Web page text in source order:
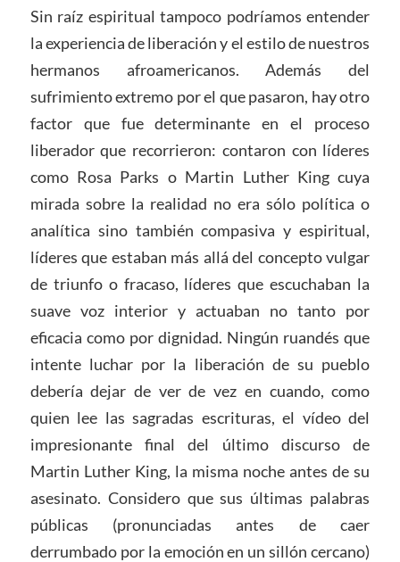
Sin raíz espiritual tampoco podríamos entender
la experiencia de liberación y el estilo de nuestros
hermanos afroamericanos. Además del
sufrimiento extremo por el que pasaron, hay otro
factor que fue determinante en el proceso
liberador que recorrieron: contaron con líderes
como Rosa Parks o Martin Luther King cuya
mirada sobre la realidad no era sólo política o
analítica sino también compasiva y espiritual,
líderes que estaban más allá del concepto vulgar
de triunfo o fracaso, líderes que escuchaban la
suave voz interior y actuaban no tanto por
eficacia como por dignidad. Ningún ruandés que
intente luchar por la liberación de su pueblo
debería dejar de ver de vez en cuando, como
quien lee las sagradas escrituras, el vídeo del
impresionante final del último discurso de
Martin Luther King, la misma noche antes de su
asesinato. Considero que sus últimas palabras
públicas (pronunciadas antes de caer
derrumbado por la emoción en un sillón cercano)